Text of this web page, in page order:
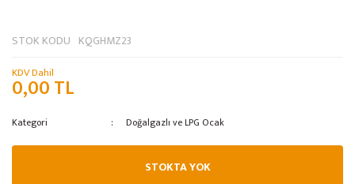
STOK KODU KQGHMZ23
KDV Dahil
0,00 TL
Kategori Doğalgazlı ve LPG Ocak
STOKTA YOK